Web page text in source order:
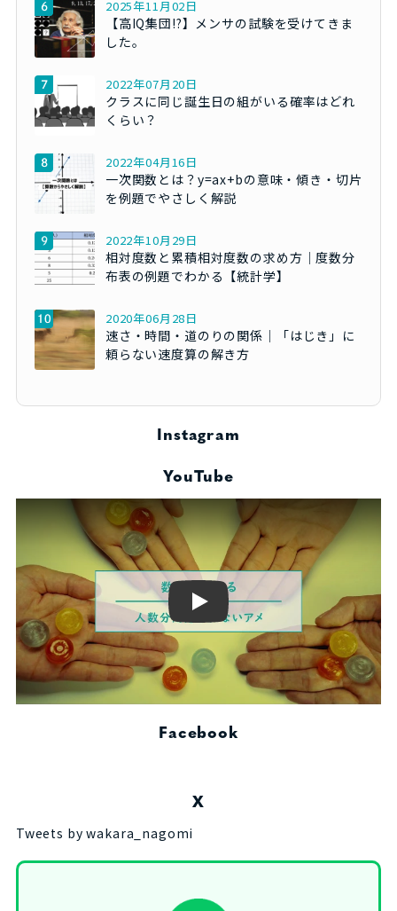
2025年11月02日
【高IQ集団!?】メンサの試験を受けてきま
した。
2022年07月20日
クラスに同じ誕生日の組がいる確率はどれ
くらい？
2022年04月16日
一次関数とは？y=ax+bの意味・傾き・切片
を例題でやさしく解説
2022年10月29日
相対度数と累積相対度数の求め方｜度数分
布表の例題でわかる【統計学】
2020年06月28日
速さ・時間・道のりの関係｜「はじき」に
頼らない速度算の解き方
Instagram
YouTube
Play
Facebook
X
Tweets by wakara_nagomi